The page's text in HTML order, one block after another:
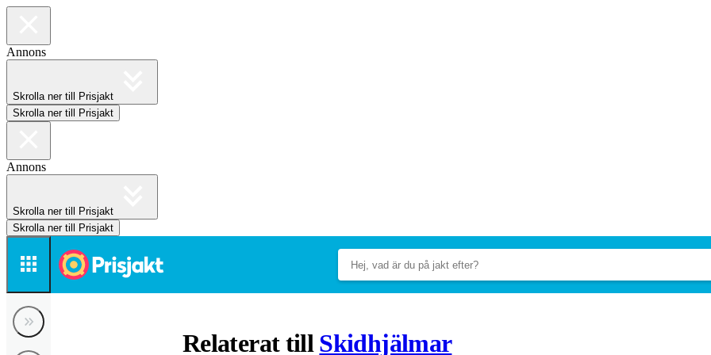
Annons
Skrolla ner till Prisjakt
Skrolla ner till Prisjakt
Annons
Skrolla ner till Prisjakt
Skrolla ner till Prisjakt
Relaterat till Skidhjälmar